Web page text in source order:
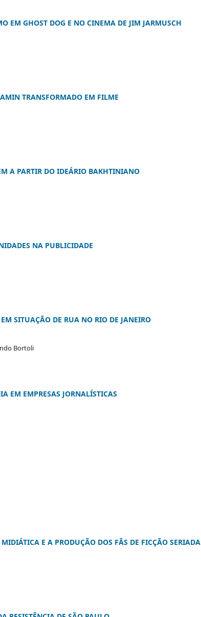
EM GHOST DOG E NO CINEMA DE JIM JARMUSCH
TRANSFORMADO EM FILME
A PARTIR DO IDEÁRIO BAKHTINIANO
NA PUBLICIDADE
SITUAÇÃO DE RUA NO RIO DE JANEIRO
Bortoli
EM EMPRESAS JORNALÍSTICAS
E A PRODUÇÃO DOS FÃS DE FICÇÃO SERIADA